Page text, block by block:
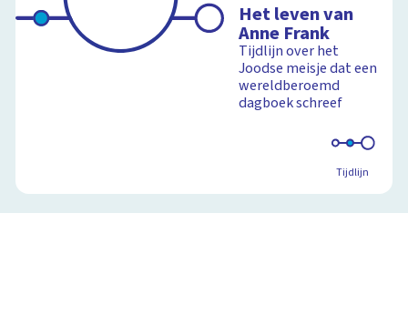
Nederland tijdens de
Tweede
Wereldoorlog
Het leven van
Anne Frank
Tijdlijn over het
Joodse meisje dat een
wereldberoemd
dagboek schreef
Tijdlijn